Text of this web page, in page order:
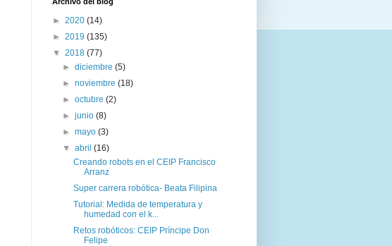
► 2020 (14)
► 2019 (135)
▼ 2018 (77)
►diciembre(5)
►noviembre(18)
►octubre(2)
►junio(8)
►mayo(3)
▼abril(16)
Creando robots en el CEIP Francisco
Arranz
Super carrera robótica- Beata Filipina
Tutorial: Medida de temperatura y
humedad con el k...
Retos robóticos: CEIP Príncipe Don
Felipe